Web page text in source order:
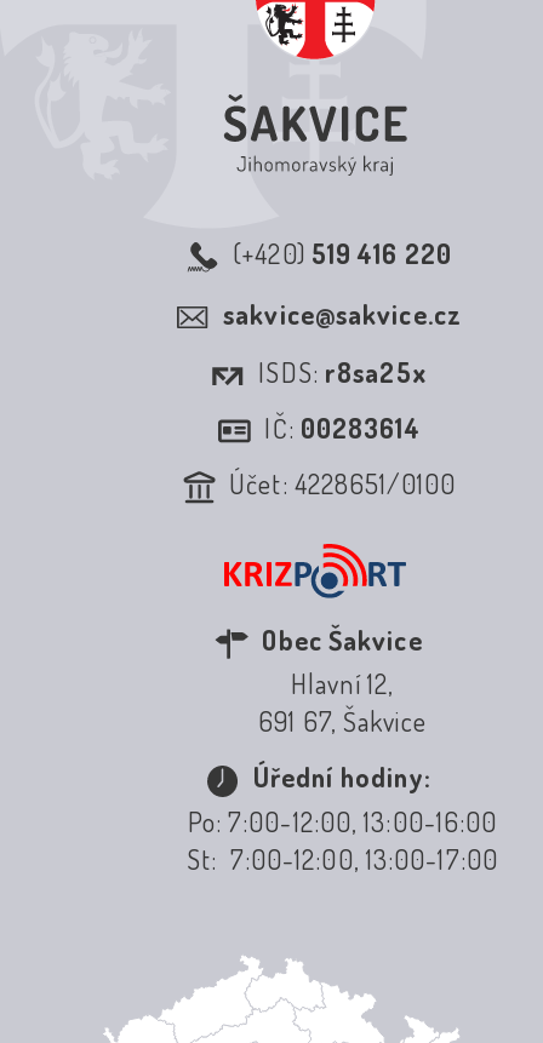
(+420) 519 416 220
sakvice@sakvice.cz
ISDS: r8sa25x
IČ: 00283614
Účet: 4228651/0100
Obec Šakvice
Hlavní 12,
691 67, Šakvice
Úřední hodiny:
Po: 7:00-12:00, 13:00-16:00
St: 7:00-12:00, 13:00-17:00